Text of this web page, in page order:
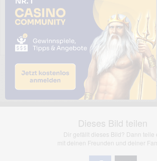
Das dargestellte Bild wurde von einem Nutzer
übernimmt keinerlei Haftung für den Inhalt des
jedoch bei Verstößen nach §2(3) unserer
Dieses Bild teilen
Dir gefällt dieses Bild? Dann teile
mit deinen Freunden und deiner